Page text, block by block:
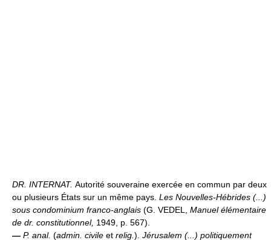
DR. INTERNAT. Autorité souveraine exercée en commun par deux
ou plusieurs États sur un même pays. Les Nouvelles-Hébrides (...)
sous condominium franco-anglais (G. VEDEL, Manuel élémentaire
de dr. constitutionnel, 1949, p. 567).
— P. anal. (admin. civile et relig. ). Jérusalem (...) politiquement